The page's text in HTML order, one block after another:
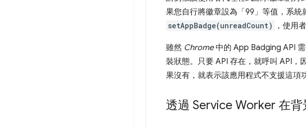
果您自行將徽章設為「99」等值，系
setAppBadge(unreadCount) ，使用
雖然 Chrome中的 App Badging API
裝狀態。只要 API 存在，就呼叫 API，
果沒有，就表示該應用程式不支援這項
透過 Service Worker 在